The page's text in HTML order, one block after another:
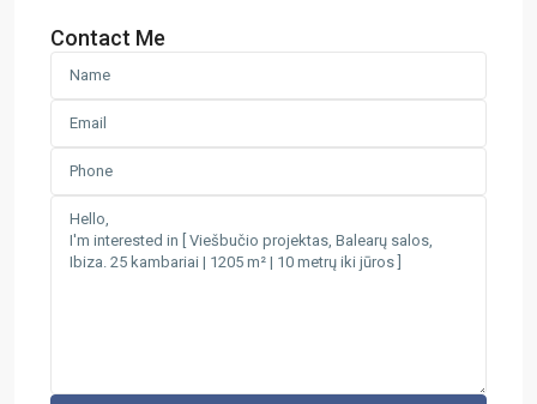
Contact Me